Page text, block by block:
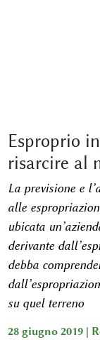
Esproprio
risarcire al
La previsione e
alle
ubicata
derivante
debba
su quel terreno
28 giugno 2019 |